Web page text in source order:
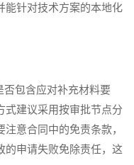
能针对技术方案的本地化
包含应对补充材料要
式建议采用按审批节点分
意合同中的免责条款，
的申请失败免除责任，这